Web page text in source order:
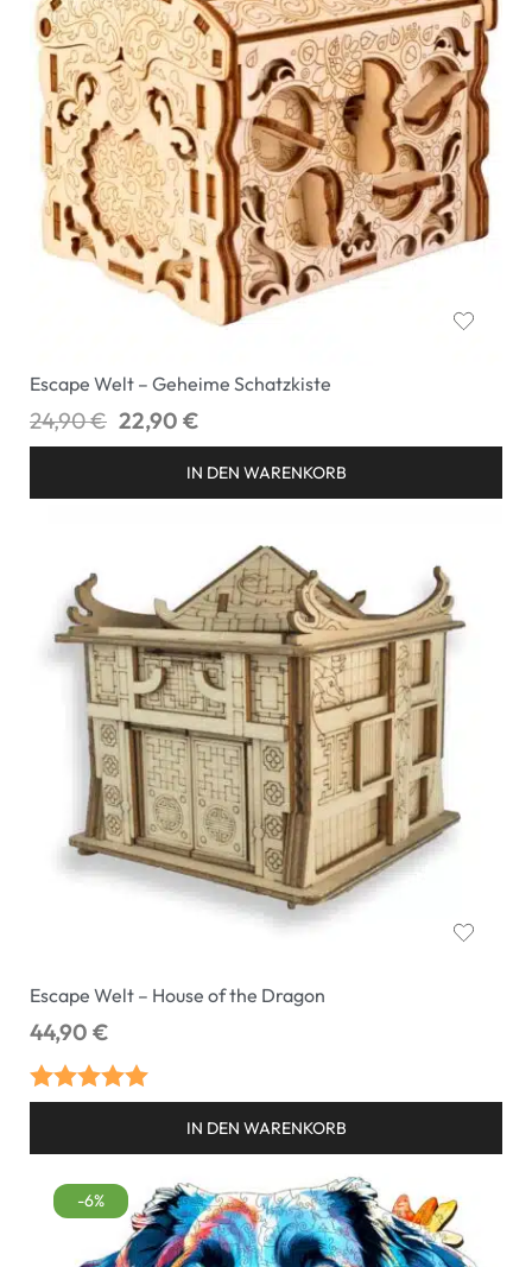
Escape Welt – Geheime Schatzkiste
24,90€ 22,90 €
IN DEN WARENKORB
Escape Welt – House of the Dragon
44,90 €
Bewertet mit
IN DEN WARENKORB
-6%